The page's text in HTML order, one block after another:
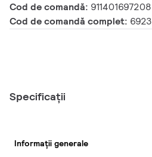
Cod de comandă: 911401697208
Cod de comandă complet:
Specificații
Informații generale